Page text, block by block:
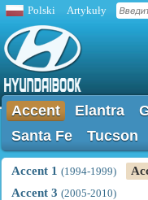
Polski Artykuły
Accent Elantra
Santa Fe
Tucson
Accent 1 (1994-1999)
Accent 3 (2005-2010)